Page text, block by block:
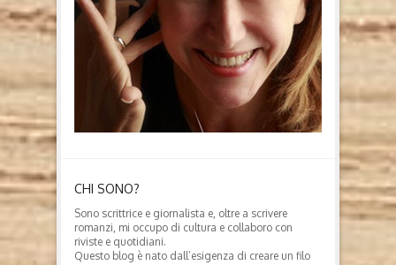
CHI SONO?
Sono scrittrice e giornalista e, oltre a scrivere
romanzi, mi occupo di cultura e collaboro con
riviste e quotidiani.
Questo blog è nato dall’esigenza di creare un filo